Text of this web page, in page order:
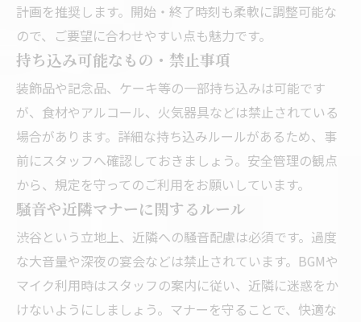
計画を推奨します。開始・終了時刻も柔軟に調整可能な
ので、ご要望に合わせやすい点も魅力です。
持ち込み可能なもの・禁止事項
装飾品や記念品、ケーキ等の一部持ち込みは可能です
が、食材やアルコール、火気器具などは禁止されている
場合があります。詳細な持ち込みルールがあるため、事
前にスタッフへ確認しておきましょう。安全管理の観点
から、規定を守ってのご利用をお願いしています。
騒音や近隣マナーに関するルール
渋谷という立地上、近隣への騒音配慮は必須です。過度
な大音量や深夜の宴会などは禁止されています。BGMや
マイク利用時はスタッフの案内に従い、近隣に迷惑をか
けないようにしましょう。マナーを守ることで、快適な